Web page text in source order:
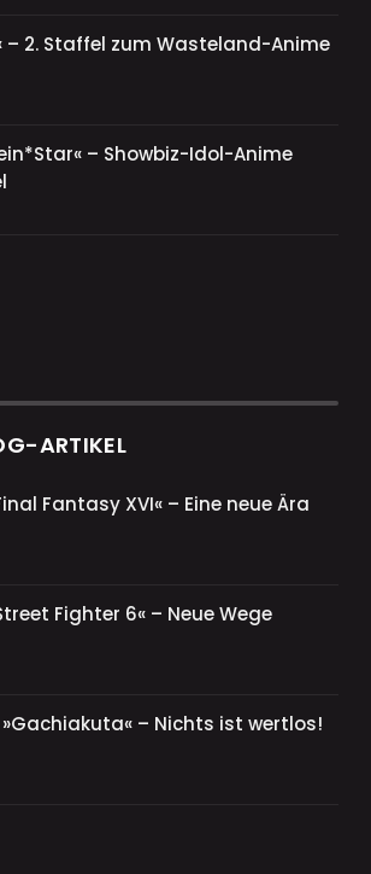
– 2. Staffel zum Wasteland-Anime
– Showbiz-Idol-Anime
ARTIKEL
Fantasy XVI« – Eine neue Ära
Fighter 6« – Neue Wege
– Nichts ist wertlos!